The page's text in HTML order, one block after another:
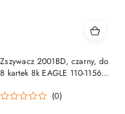
Zszywacz 2001BD, czarny, do
8 kartek 8k EAGLE 110-1156
(0)